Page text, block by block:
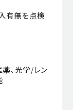
有無を点検
、光学/レン